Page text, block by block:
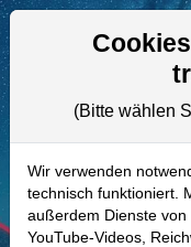
A2QNNR |
Aktie
Realtime-Aktienkurs:
(Bitte wählen
Wir verwenden
technisch funktioniert.
außerdem Dienste
YouTube-Videos,